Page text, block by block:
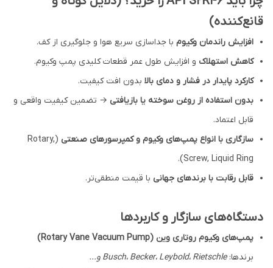
قانع‌کننده)
افزایش راندمان وکیوم با جداسازی سریع هوا و جلوگیری از کف.
کاهش استهلاک و افزایش طول عمر قطعات کلیدی پمپ وکیوم.
کارکرد پایدار در فشار و دمای بالا بدون افت کیفیت.
بدون استفاده از روغن سوخته یا بازیافتی → تضمین کیفیت واقعی و
قابل اعتماد.
سازگاری با انواع پمپ‌های وکیوم و کمپرسورهای صنعتی
(Rotary,
Screw, Liquid Ring).
قابل رقابت با برندهای جهانی با قیمت منطقی‌تر.
دستگاه‌های سازگار و کاربردها
پمپ‌های وکیوم روتاری وین (Rotary Vane Vacuum Pump)
برندها:Busch، Becker، Leybold، Rietschle و...